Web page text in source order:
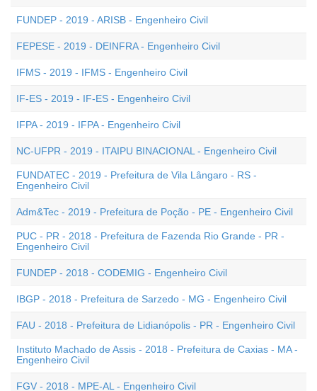
FUNDEP - 2019 - ARISB - Engenheiro Civil
FEPESE - 2019 - DEINFRA - Engenheiro Civil
IFMS - 2019 - IFMS - Engenheiro Civil
IF-ES - 2019 - IF-ES - Engenheiro Civil
IFPA - 2019 - IFPA - Engenheiro Civil
NC-UFPR - 2019 - ITAIPU BINACIONAL - Engenheiro Civil
FUNDATEC - 2019 - Prefeitura de Vila Lângaro - RS -
Engenheiro Civil
Adm&Tec - 2019 - Prefeitura de Poção - PE - Engenheiro Civil
PUC - PR - 2018 - Prefeitura de Fazenda Rio Grande - PR -
Engenheiro Civil
FUNDEP - 2018 - CODEMIG - Engenheiro Civil
IBGP - 2018 - Prefeitura de Sarzedo - MG - Engenheiro Civil
FAU - 2018 - Prefeitura de Lidianópolis - PR - Engenheiro Civil
Instituto Machado de Assis - 2018 - Prefeitura de Caxias - MA -
Engenheiro Civil
FGV - 2018 - MPE-AL - Engenheiro Civil